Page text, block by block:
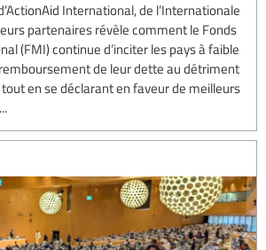
International, de l’Internationale
partenaires révèle comment le Fonds
(FMI) continue d’inciter les pays à faible
de leur dette au détriment
en se déclarant en faveur de meilleurs